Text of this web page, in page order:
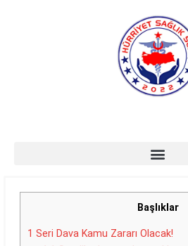
Başlıklar
1 Seri Dava Kamu Zararı Olacak!